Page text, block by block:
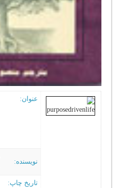
عنوان:
نویسنده:
تاریخ چاپ: